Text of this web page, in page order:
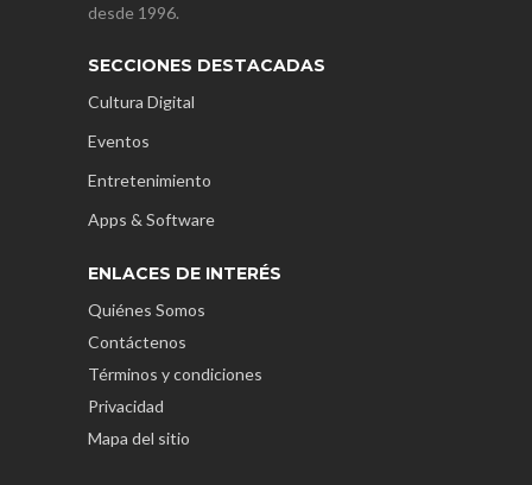
desde 1996.
SECCIONES DESTACADAS
Cultura Digital
Eventos
Entretenimiento
Apps & Software
ENLACES DE INTERÉS
Quiénes Somos
Contáctenos
Términos y condiciones
Privacidad
Mapa del sitio